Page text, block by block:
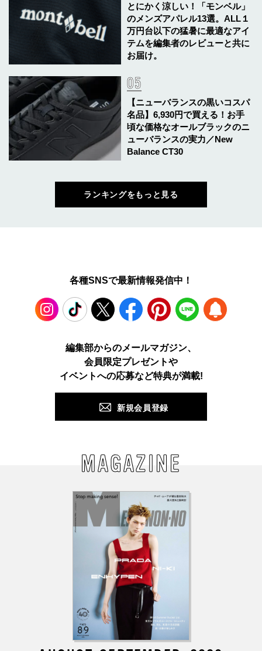
とにかく涼しい！「モンベル」
のメンズアパレル13選。ALL１
万円台以下の猛暑に最適なアイ
テムを編集者のレビューと共に
お届け。
【ニューバランスの黒いコスパ
名品】6,930円で買える！お手
頃な価格なオールブラックのニ
ューバランスの実力／New
Balance CT30
ランキングをもっと見る
各種SNSで最新情報発信中！
TikTok Facebook Pinterest LINE
編集部からのメールマガジン、
会員限定プレゼントや
イベントへの応募など特典が満載!
新規会員登録
MAGAZINE